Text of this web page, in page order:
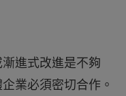
進式改進是不夠
業必須密切合作。